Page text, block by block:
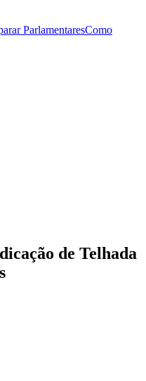
ParlamentaresComo
de Telhada